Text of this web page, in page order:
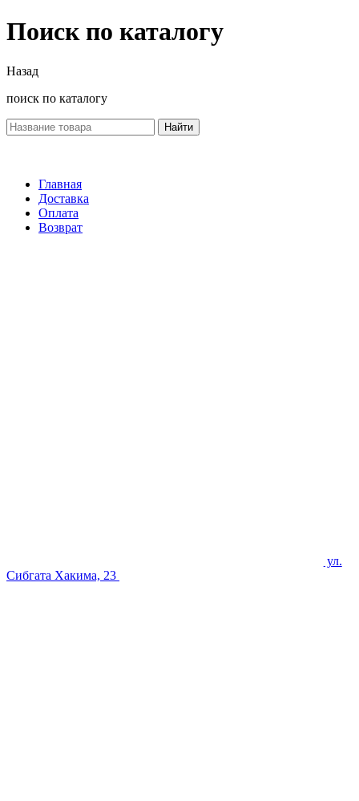
Поиск по каталогу
Назад
поиск по каталогу
Найти
Главная
Доставка
Оплата
Возврат
ул.
Сибгата Хакима, 23